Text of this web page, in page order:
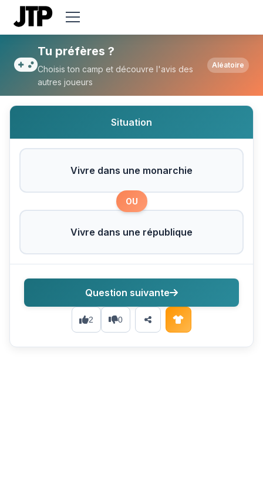
Tu préfères Vivre dans une monarchie
Tu préfères ?
Choisis ton camp et découvre l'avis des
autres joueurs
Aléatoire
Situation
Vivre dans une monarchie
OU
Vivre dans une république
2 0
Question suivante